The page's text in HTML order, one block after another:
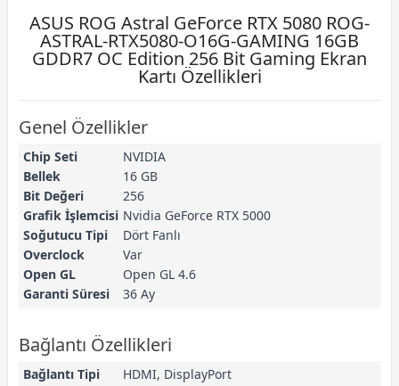
ASUS ROG Astral GeForce RTX 5080 ROG-
ASTRAL-RTX5080-O16G-GAMING 16GB
GDDR7 OC Edition 256 Bit Gaming Ekran
Kartı Özellikleri
Genel Özellikler
Chip Seti
NVIDIA
Bellek
16 GB
Bit Değeri
256
Grafik İşlemcisi Nvidia GeForce RTX 5000
Soğutucu Tipi
Dört Fanlı
Overclock
Var
Open GL
Open GL 4.6
Garanti Süresi
36 Ay
Bağlantı Özellikleri
Bağlantı Tipi
HDMI, DisplayPort